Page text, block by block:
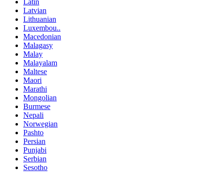
Latin
Latvian
Lithuanian
Luxembou..
Macedonian
Malagasy
Malay
Malayalam
Maltese
Maori
Marathi
Mongolian
Burmese
Nepali
Norwegian
Pashto
Persian
Punjabi
Serbian
Sesotho